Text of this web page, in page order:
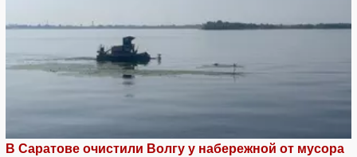
В Саратове очистили Волгу у набережной от мусора